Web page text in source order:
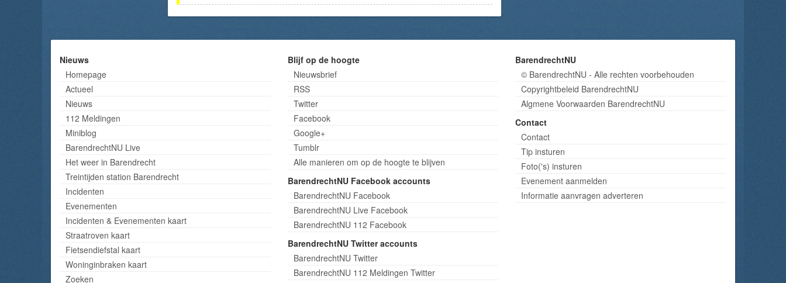
Nieuws
Homepage
Actueel
Nieuws
112 Meldingen
Miniblog
BarendrechtNU Live
Het weer in Barendrecht
Treintijden station Barendrecht
Incidenten
Evenementen
Incidenten & Evenementen kaart
Straatroven kaart
Fietsendiefstal kaart
Woninginbraken kaart
Zoeken
Blijf op de hoogte
Nieuwsbrief
RSS
Twitter
Facebook
Google+
Tumblr
Alle manieren om op de hoogte te blijven
BarendrechtNU Facebook accounts
BarendrechtNU Facebook
BarendrechtNU Live Facebook
BarendrechtNU 112 Facebook
BarendrechtNU Twitter accounts
BarendrechtNU Twitter
BarendrechtNU 112 Meldingen Twitter
BarendrechtNU
© BarendrechtNU - Alle rechten voorbehouden
Copyrightbeleid BarendrechtNU
Algmene Voorwaarden BarendrechtNU
Contact
Contact
Tip insturen
Foto('s) insturen
Evenement aanmelden
Informatie aanvragen adverteren